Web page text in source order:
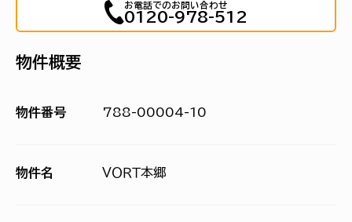
お電話でのお問い合わせ
0120-978-512
物件概要
物件番号 788-00004-10
物件名 ＶＯＲＴ本郷